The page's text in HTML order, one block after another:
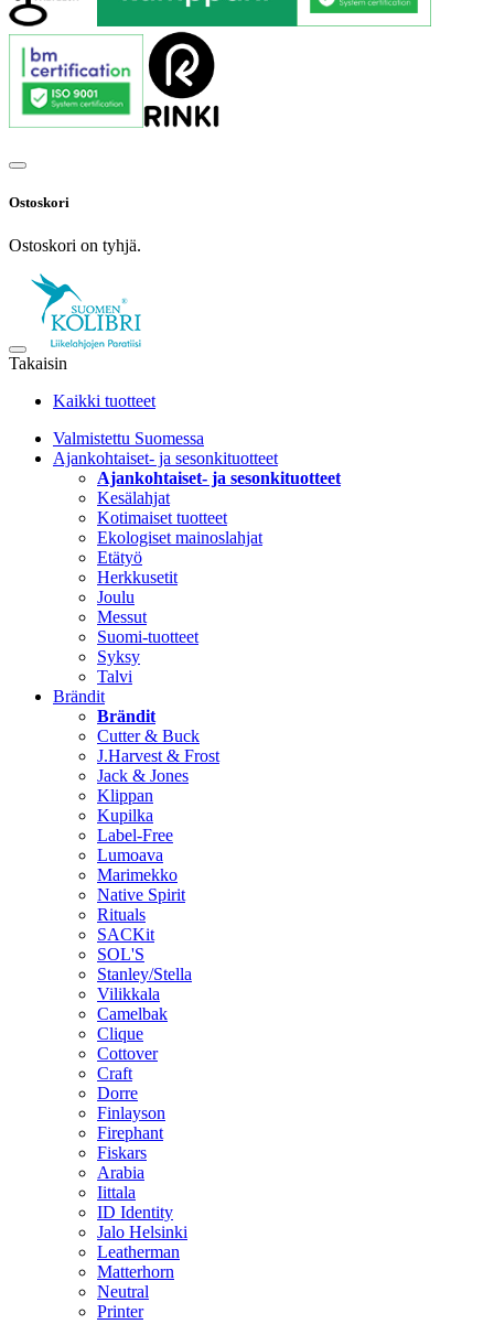
Ostoskori
Ostoskori on tyhjä.
Takaisin
Kaikki tuotteet
Valmistettu Suomessa
Ajankohtaiset- ja sesonkituotteet
Ajankohtaiset- ja sesonkituotteet
Kesälahjat
Kotimaiset tuotteet
Ekologiset mainoslahjat
Etätyö
Herkkusetit
Joulu
Messut
Suomi-tuotteet
Syksy
Talvi
Brändit
Brändit
Cutter & Buck
J.Harvest & Frost
Jack & Jones
Klippan
Kupilka
Label-Free
Lumoava
Marimekko
Native Spirit
Rituals
SACKit
SOL'S
Stanley/Stella
Vilikkala
Camelbak
Clique
Cottover
Craft
Dorre
Finlayson
Firephant
Fiskars
Arabia
Iittala
ID Identity
Jalo Helsinki
Leatherman
Matterhorn
Neutral
Printer